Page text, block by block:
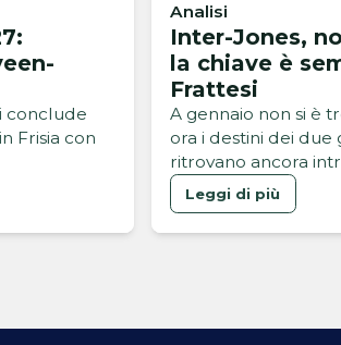
conclude
Frisia con
Analisi
Inter-Jones,
la chiave è
Frattesi
A gennaio non si è
ora i destini dei due
ritrovano ancora
Leggi di più